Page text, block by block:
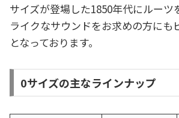
サイズが登場した1850年代にルーツ
ライクなサウンドをお求めの方にも
となっております。
0サイズの主なラインナップ